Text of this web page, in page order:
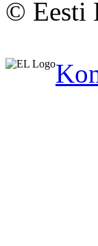
© Eesti